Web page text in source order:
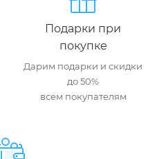
Подарки при
покупке
Дарим подарки и скидки
до 50%
всем покупателям